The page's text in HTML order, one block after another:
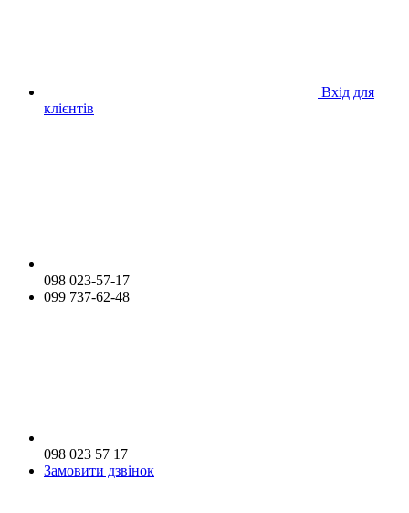
Вхід для
клієнтів
098 023-57-17
099 737-62-48
098 023 57 17
Замовити дзвінок